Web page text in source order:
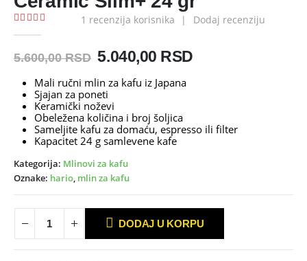
1 recenzija korisnika | Dodaj recenziju
5.600,00RSD Originalna
je
bila:
5.600,00 RSD.
5.040,00 RSD
Mali ručni mlin za kafu iz Japana
Sjajan za poneti
Keramički noževi
Obeležena količina i broj šoljica
Sameljite kafu za domaću, espresso ili filter
Kapacitet 24 g samlevene kafe
Kategorija: Mlinovi za kafu
Oznake: hario, mlin za kafu
DODAJ U KORPU